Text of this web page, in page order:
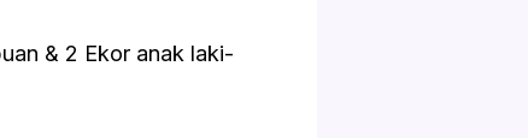
& 2 Ekor anak laki-